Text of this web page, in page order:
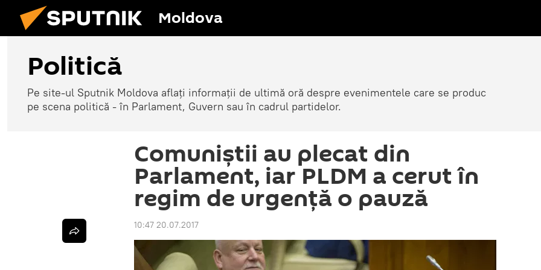
Moldova
Politică
Pe site-ul Sputnik Moldova aflați informații de ultimă oră despre evenimentele care se produc
pe scena politică - în Parlament, Guvern sau în cadrul partidelor.
Comuniștii au plecat din
Parlament, iar PLDM a cerut în
regim de urgență o pauză
10:47 20.07.2017